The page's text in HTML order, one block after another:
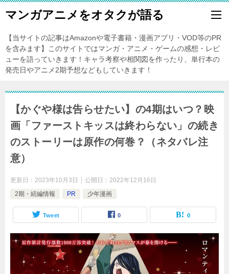
マンガアニメをオタクが語る
【当サイトの記事はAmazonや電子書籍・漫画アプリ・VOD等のPR
を含みます】このサイトではマンガ・アニメ・ゲームの感想・レビ
ューを語っていきます！キャラ考察や相関図を作ったり、単行本の
発売日やアニメ2期予想などもしていきます！
【かぐや様は告らせたい】の4期はいつ？映
画「ファーストキッスは終わらない」の続き
のストーリーは原作の何巻？（ネタバレ注
意）
更新日： 2023年10月3日 公開日： 2022年12月16日
2期・続編情報
PR 少年漫画
Tweet 0 0